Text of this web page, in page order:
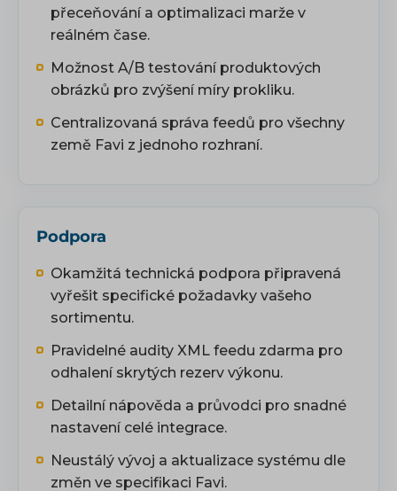
přeceňování a optimalizaci marže v
reálném čase.
Možnost A/B testování produktových
obrázků pro zvýšení míry prokliku.
Centralizovaná správa feedů pro všechny
země Favi z jednoho rozhraní.
Podpora
Okamžitá technická podpora připravená
vyřešit specifické požadavky vašeho
sortimentu.
Pravidelné audity XML feedu zdarma pro
odhalení skrytých rezerv výkonu.
Detailní nápověda a průvodci pro snadné
nastavení celé integrace.
Neustálý vývoj a aktualizace systému dle
změn ve specifikaci Favi.